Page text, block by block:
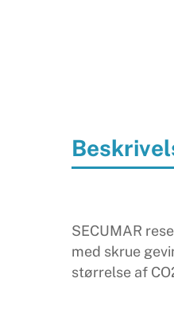
SECUMAR
med skrue
størrelse af